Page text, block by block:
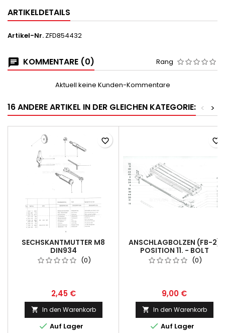
ARTIKELDETAILS
Artikel-Nr. ZFD854432
KOMMENTARE (0) Rang
Aktuell keine Kunden-Kommentare
16 ANDERE ARTIKEL IN DER GLEICHEN KATEGORIE: >
<
SECHSKANTMUTTER M8
DIN934
(0)
2,45 €
 In den Warenkorb
 Auf Lager
favorite_border
ANSCHLAGBOLZEN (FB-2)
POSITION 11. - BOLT
(0)
9,00 €
 In den Warenkorb
 Auf Lager
favorite_border